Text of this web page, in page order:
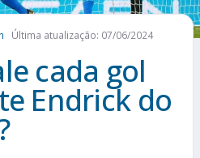
Última atualização: 07/06/2024
cada gol
Endrick do